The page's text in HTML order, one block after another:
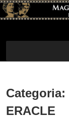
Skip
to
Categoria:
ERACLE